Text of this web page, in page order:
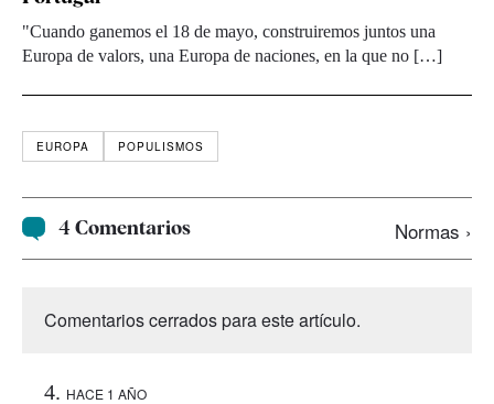
"Cuando ganemos el 18 de mayo, construiremos juntos una
Europa de valors, una Europa de naciones, en la que no […]
EUROPA POPULISMOS
4 Comentarios Normas ›
Comentarios cerrados para este artículo.
HACE 1 AÑO